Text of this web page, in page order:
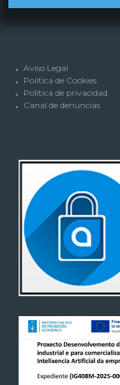
Aviso Legal
Política de Cookies
Política de privacidad
Canal de denuncias